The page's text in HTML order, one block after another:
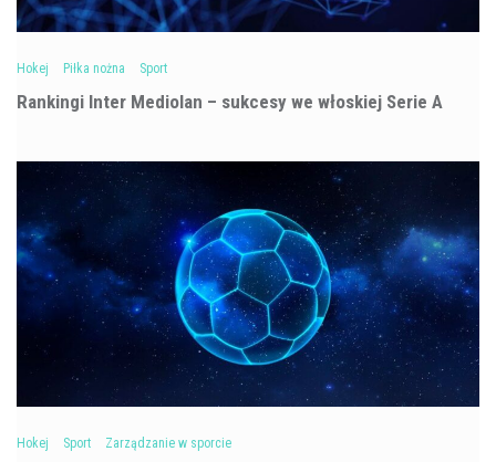
Hokej Piłka nożna Sport
Rankingi Inter Mediolan – sukcesy we włoskiej Serie A
Hokej Sport Zarządzanie w sporcie